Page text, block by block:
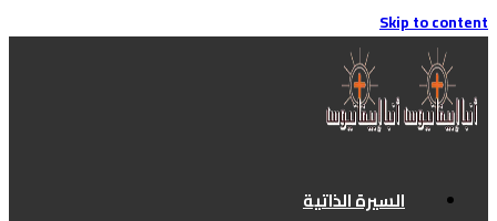
Skip to content
السيرة الذاتية